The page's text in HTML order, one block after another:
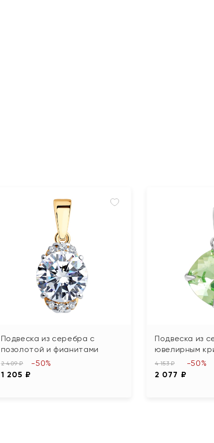
Подвеска из серебра с
позолотой и фианитами
2 409 ₽
1 205 ₽
-50%
Подвеска из
ювелирным
4 153 ₽
2 077 ₽
-50%